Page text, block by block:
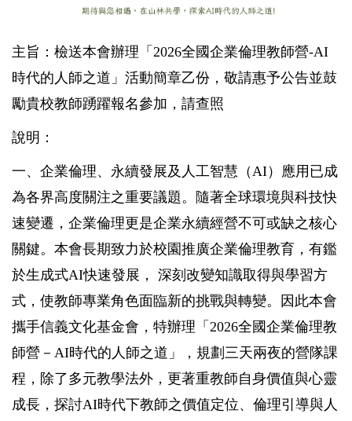
主旨：檢送本會辦理「2026全國企業倫理教師營-AI
時代的人師之道」活動簡章乙份，敬請惠予公告並鼓
勵貴校教師踴躍報名參加，請查照
說明：
一、企業倫理、永續發展及人工智慧（AI）應用已成
為各界高度關注之重要議題。隨著全球環境與科技快
速變遷，企業倫理更是企業永續經營不可或缺之核心
關鍵。本會長期致力於校園推廣企業倫理教育，有鑑
於生成式AI快速發展， 深刻改變知識取得與學習方
式，使教師專業角色面臨新的挑戰與轉變。因此本會
攜手信義文化基金會，特辦理「2026全國企業倫理教
師營－AI時代的人師之道」，規劃三天兩夜的營隊課
程，除了多元教學法外，更著重教師自身價值與心靈
成長，探討AI時代下教師之價值定位、倫理引導與人